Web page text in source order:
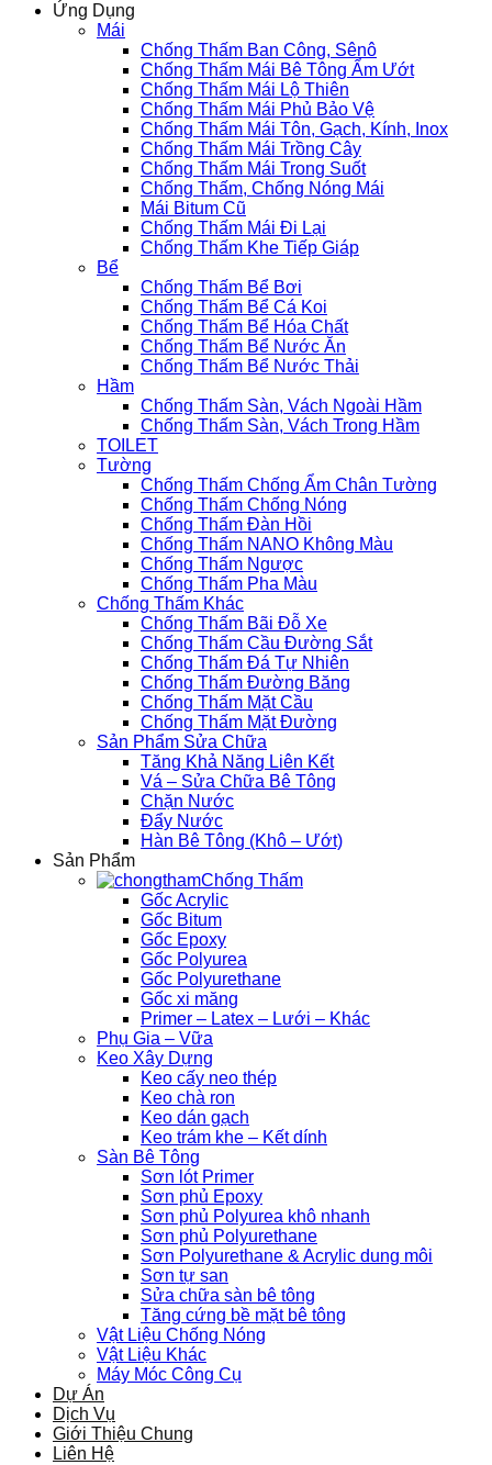
Ứng Dụng
Mái
Chống Thấm Ban Công, Sênô
Chống Thấm Mái Bê Tông Ẩm Ướt
Chống Thấm Mái Lộ Thiên
Chống Thấm Mái Phủ Bảo Vệ
Chống Thấm Mái Tôn, Gạch, Kính, Inox
Chống Thấm Mái Trồng Cây
Chống Thấm Mái Trong Suốt
Chống Thấm, Chống Nóng Mái
Mái Bitum Cũ
Chống Thấm Mái Đi Lại
Chống Thấm Khe Tiếp Giáp
Bể
Chống Thấm Bể Bơi
Chống Thấm Bể Cá Koi
Chống Thấm Bể Hóa Chất
Chống Thấm Bể Nước Ăn
Chống Thấm Bể Nước Thải
Hầm
Chống Thấm Sàn, Vách Ngoài Hầm
Chống Thấm Sàn, Vách Trong Hầm
TOILET
Tường
Chống Thấm Chống Ẩm Chân Tường
Chống Thấm Chống Nóng
Chống Thấm Đàn Hồi
Chống Thấm NANO Không Màu
Chống Thấm Ngược
Chống Thấm Pha Màu
Chống Thấm Khác
Chống Thấm Bãi Đỗ Xe
Chống Thấm Cầu Đường Sắt
Chống Thấm Đá Tự Nhiên
Chống Thấm Đường Băng
Chống Thấm Mặt Cầu
Chống Thấm Mặt Đường
Sản Phẩm Sửa Chữa
Tăng Khả Năng Liên Kết
Vá – Sửa Chữa Bê Tông
Chặn Nước
Đẩy Nước
Hàn Bê Tông (Khô – Ướt)
Sản Phẩm
Chống Thấm
Gốc Acrylic
Gốc Bitum
Gốc Epoxy
Gốc Polyurea
Gốc Polyurethane
Gốc xi măng
Primer – Latex – Lưới – Khác
Phụ Gia – Vữa
Keo Xây Dựng
Keo cấy neo thép
Keo chà ron
Keo dán gạch
Keo trám khe – Kết dính
Sàn Bê Tông
Sơn lót Primer
Sơn phủ Epoxy
Sơn phủ Polyurea khô nhanh
Sơn phủ Polyurethane
Sơn Polyurethane & Acrylic dung môi
Sơn tự san
Sửa chữa sàn bê tông
Tăng cứng bề mặt bê tông
Vật Liệu Chống Nóng
Vật Liệu Khác
Máy Móc Công Cụ
Dự Án
Dịch Vụ
Giới Thiệu Chung
Liên Hệ